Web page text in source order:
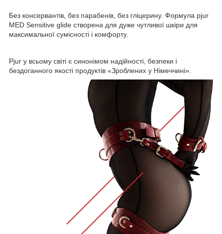
Без консервантів, без парабенів, без гліцерину. Формула pjur
MED Sensitive glide створена для дуже чутливої шкіри для
максимальної сумісності і комфорту.
Pjur у всьому світі є синонімом надійності, безпеки і
бездоганного якості продуктів «Зроблених у Німеччині».